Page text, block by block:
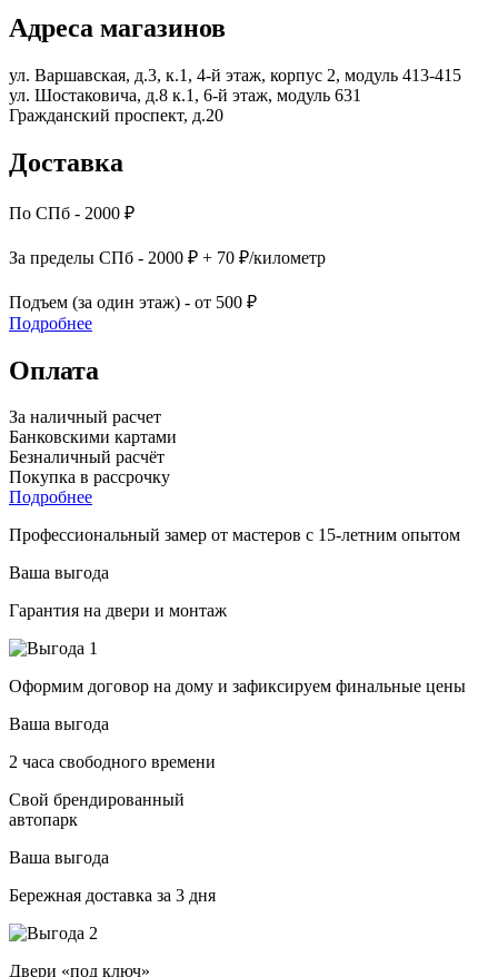
Адреса магазинов
ул. Варшавская, д.3, к.1, 4-й этаж, корпус 2, модуль 413-415
ул. Шостаковича, д.8 к.1, 6-й этаж, модуль 631
Гражданский проспект, д.20
Доставка
По СПб - 2000 ₽
За пределы СПб - 2000 ₽ + 70 ₽/километр
Подъем (за один этаж) - от 500 ₽
Подробнее
Оплата
За наличный расчет
Банковскими картами
Безналичный расчёт
Покупка в рассрочку
Подробнее
Профессиональный замер от мастеров с 15-летним опытом
Ваша выгода
Гарантия на двери и монтаж
Оформим договор на дому и зафиксируем финальные цены
Ваша выгода
2 часа свободного времени
Свой брендированный
автопарк
Ваша выгода
Бережная доставка за 3 дня
Двери «под ключ»